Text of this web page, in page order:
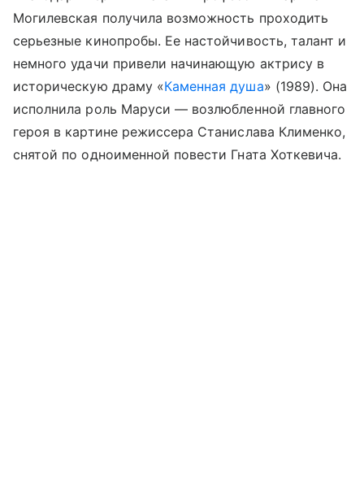
Могилевская получила возможность проходить
серьезные кинопробы. Ее настойчивость, талант и
немного удачи привели начинающую актрису в
историческую драму «Каменная душа» (1989). Она
исполнила роль Маруси — возлюбленной главного
героя в картине режиссера Станислава Клименко,
снятой по одноименной повести Гната Хоткевича.